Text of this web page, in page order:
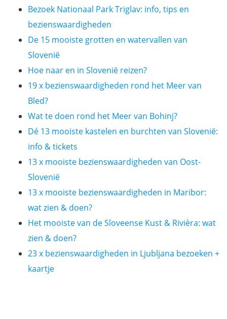
Bezoek Nationaal Park Triglav: info, tips en
bezienswaardigheden
De 15 mooiste grotten en watervallen van
Slovenië
Hoe naar en in Slovenië reizen?
19 x bezienswaardigheden rond het Meer van
Bled?
Wat te doen rond het Meer van Bohinj?
Dé 13 mooiste kastelen en burchten van Slovenië:
info & tickets
13 x mooiste bezienswaardigheden van Oost-
Slovenië
13 x mooiste bezienswaardigheden in Maribor:
wat zien & doen?
Het mooiste van de Sloveense Kust & Rivièra: wat
zien & doen?
23 x bezienswaardigheden in Ljubljana bezoeken +
kaartje